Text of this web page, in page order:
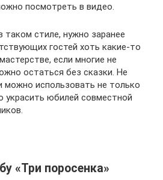
посмотреть в видео.
стиле, нужно заранее
гостей хоть какие-то
если многие не
остаться без сказки. Не
можно использовать не только
украсить юбилей совместной
«Три поросенка»